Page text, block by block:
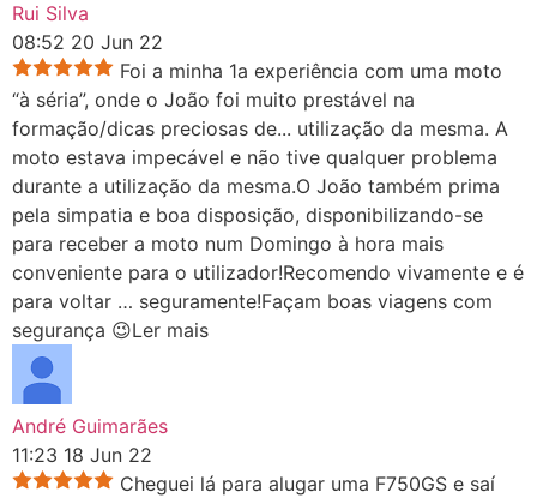
Rui Silva
08:52 20 Jun 22
Foi a minha 1a experiência com uma moto
“à séria”, onde o João foi muito prestável na
formação/dicas preciosas de... utilização da mesma. A
moto estava impecável e não tive qualquer problema
durante a utilização da mesma.O João também prima
pela simpatia e boa disposição, disponibilizando-se
para receber a moto num Domingo à hora mais
conveniente para o utilizador!Recomendo vivamente e é
para voltar … seguramente!Façam boas viagens com
segurança 😉Ler mais
André Guimarães
11:23 18 Jun 22
Cheguei lá para alugar uma F750GS e saí